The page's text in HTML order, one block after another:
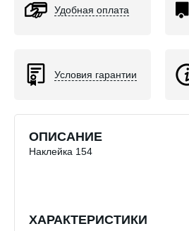
Удобная оплата
Условия гарантии
ОПИСАНИЕ
Наклейка 154
ХАРАКТЕРИСТИКИ